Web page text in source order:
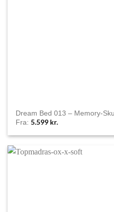
Dream Bed 013 – Memory-
Fra:5.599 kr.